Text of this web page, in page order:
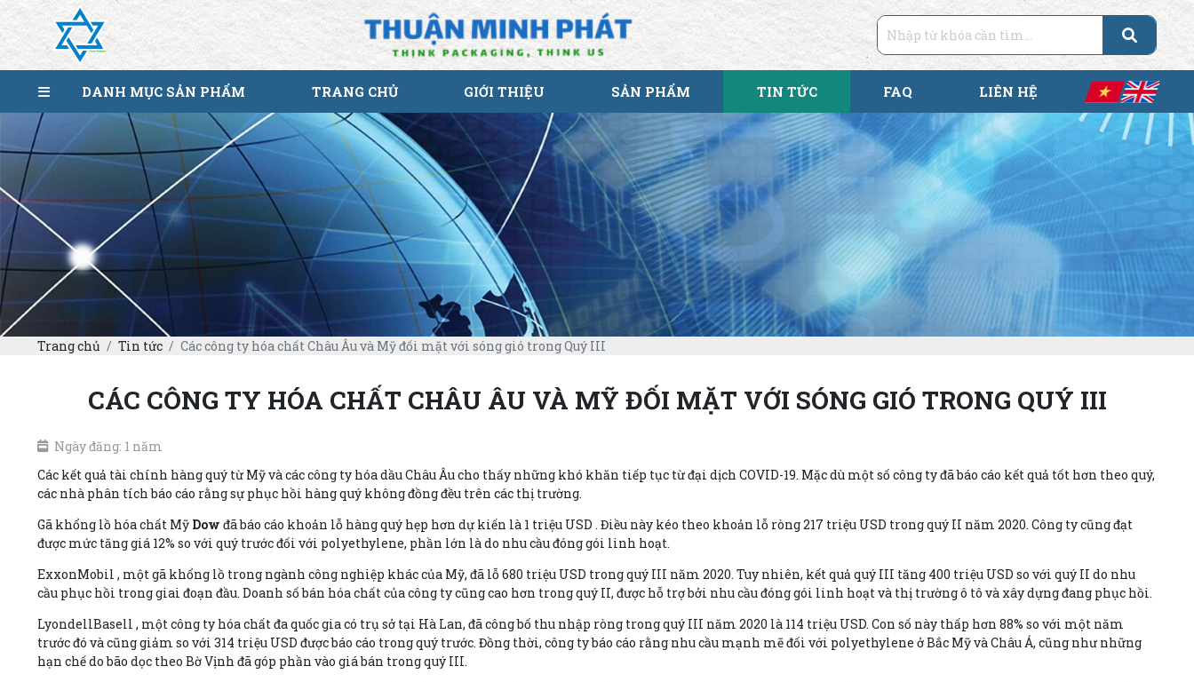
DANH MỤC SẢN PHẨM TRANG CHỦ GIỚI THIỆU SẢN PHẨM TIN TỨC FAQ LIÊN HỆ
Trang chủ Tin tức Các công ty hóa chất Châu Âu và Mỹ đối mặt với sóng gió trong Quý III
CÁC CÔNG TY HÓA CHẤT CHÂU ÂU VÀ MỸ ĐỐI MẶT VỚI SÓNG GIÓ TRONG QUÝ III
Ngày đăng: 1 năm
Các kết quả tài chính hàng quý từ Mỹ và các công ty hóa dầu Châu Âu cho thấy những khó khăn tiếp tục từ đại dịch COVID-19. Mặc dù một số công ty đã báo cáo kết quả tốt hơn theo quý,
các nhà phân tích báo cáo rằng sự phục hồi hàng quý không đồng đều trên các thị trường.
Gã khổng lồ hóa chất Mỹ Dow đã báo cáo khoản lỗ hàng quý hẹp hơn dự kiến là 1 triệu USD . Điều này kéo theo khoản lỗ ròng 217 triệu USD trong quý II năm 2020. Công ty cũng đạt
được mức tăng giá 12% so với quý trước đối với polyethylene, phần lớn là do nhu cầu đóng gói linh hoạt.
ExxonMobil , một gã khổng lồ trong ngành công nghiệp khác của Mỹ, đã lỗ 680 triệu USD trong quý III năm 2020. Tuy nhiên, kết quả quý III tăng 400 triệu USD so với quý II do nhu
cầu phục hồi trong giai đoạn đầu. Doanh số bán hóa chất của công ty cũng cao hơn trong quý II, được hỗ trợ bởi nhu cầu đóng gói linh hoạt và thị trường ô tô và xây dựng đang phục hồi.
LyondellBasell , một công ty hóa chất đa quốc gia có trụ sở tại Hà Lan, đã công bố thu nhập ròng trong quý III năm 2020 là 114 triệu USD. Con số này thấp hơn 88% so với một năm
trước đó và cũng giảm so với 314 triệu USD được báo cáo trong quý trước. Đồng thời, công ty báo cáo rằng nhu cầu mạnh mẽ đối với polyethylene ở Bắc Mỹ và Châu Á, cũng như những
hạn chế do bão dọc theo Bờ Vịnh đã góp phần vào giá bán trong quý III.